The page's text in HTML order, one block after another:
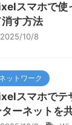
スマホで使
す方法
2025/10/8
ネットワーク
スマホでテ
ターネットを